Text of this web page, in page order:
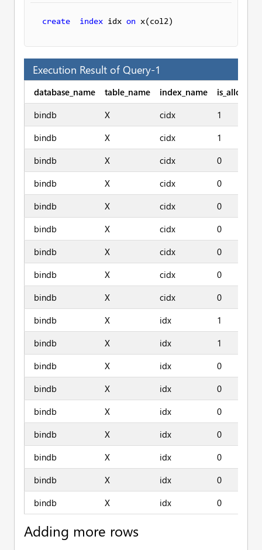
create index idx on x(col2)
Execution Result of Query-1
database_name table_name index_name
is_allocated
bindb
X cidx
1
bindb
X cidx
1
bindb
X cidx
0
bindb
X cidx
0
bindb
X cidx
0
bindb
X cidx
0
bindb
X cidx
0
bindb
X cidx
0
bindb
X cidx
0
bindb
X idx
1
bindb
X idx
1
bindb
X idx
0
bindb
X idx
0
bindb
X idx
0
bindb
X idx
0
bindb
X idx
0
bindb
X idx
0
bindb
X idx 0
Adding more rows